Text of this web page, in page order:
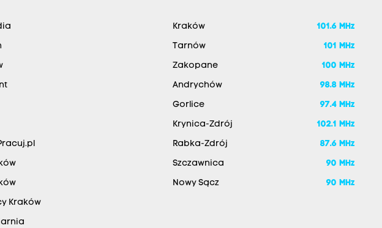
Kraków
Kraków 101.6 MHz
Tarnów 101 MHz
Zakopane 100 MHz
Andrychów 98.8 MHz
Gorlice 97.4 MHz
Krynica-Zdrój 102.1 MHz
Rabka-Zdrój 87.6 MHz
Szczawnica 90 MHz
Nowy Sącz 90 MHz